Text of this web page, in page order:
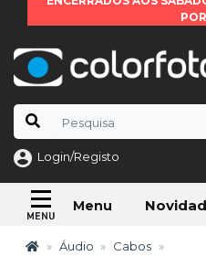
Login/Registo
Menu
Áudio Cabos